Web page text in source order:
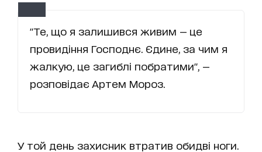
"Те, що я залишився живим — це
провидіння Господнє. Єдине, за чим я
жалкую, це загиблі побратими", —
розповідає Артем Мороз.
У той день захисник втратив обидві ноги.